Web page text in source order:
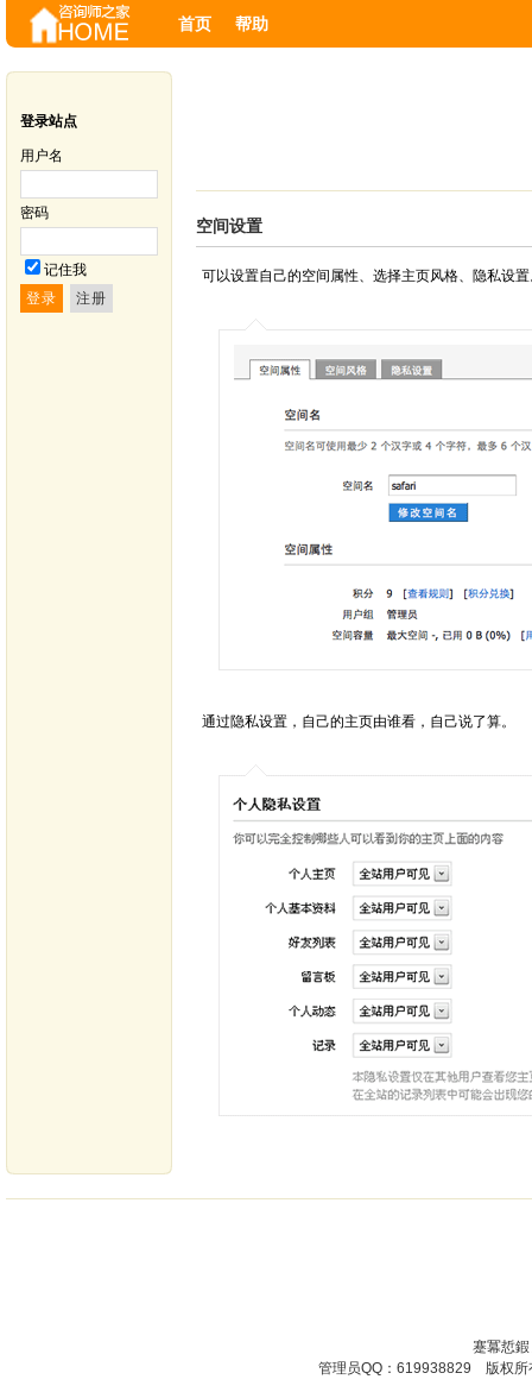
首页 帮助
登录站点
用户名
密码
记住我
空间设置
可以设置自己的空间属性、选择主页风格、隐私设
通过隐私设置，自己的主页由谁看，自己说了算。
蹇冪悊
管理员QQ：619938829 版权